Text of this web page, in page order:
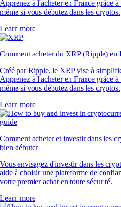
Apprenez à l'acheter en France grâce
même si vous débutez dans les cryptos.
Learn more
Comment acheter du XRP (Ripple) en
Créé par Ripple, le XRP vise à
Apprenez à l'acheter en France grâce
même si vous débutez dans les cryptos.
Learn more
Comment acheter et investir dans les
bien débuter
Vous envisagez d'investir dans les
aide à choisir une plateforme de
votre premier achat en toute sécurité.
Learn more